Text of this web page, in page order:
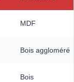
MDF
Bois aggloméré
Bois